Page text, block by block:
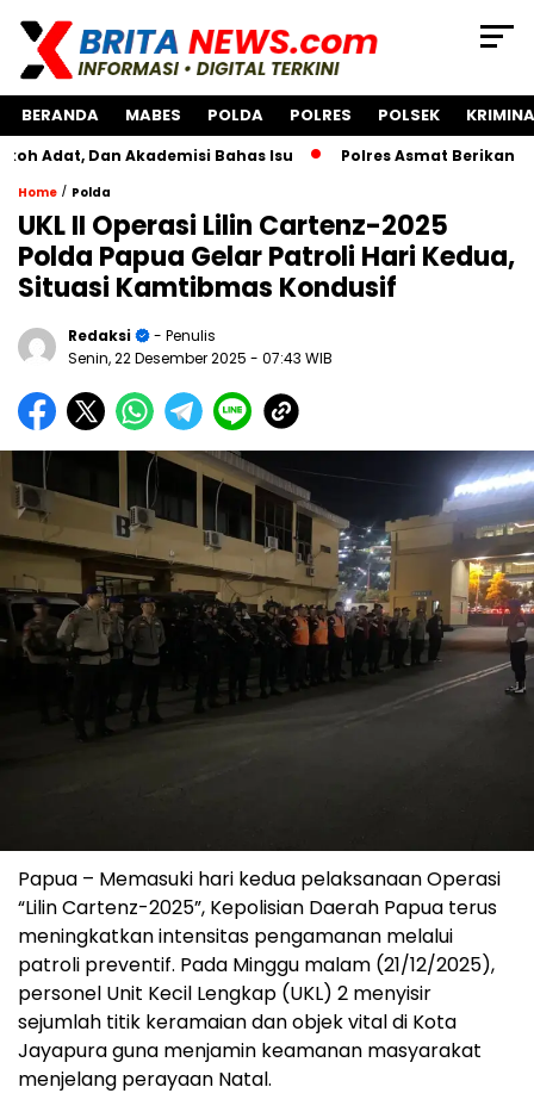
BERANDA MABES POLDA POLRES POLSEK
Akademisi Bahas Isu Polres Asmat Berikan Bantuan
Home / Polda
UKL II Operasi Lilin Cartenz-2025
Polda Papua Gelar Patroli Hari Kedua,
Situasi Kamtibmas Kondusif
Redaksi
- Penulis
Senin, 22 Desember 2025 - 07:43 WIB
Papua – Memasuki hari kedua pelaksanaan Operasi
“Lilin Cartenz-2025”, Kepolisian Daerah Papua terus
meningkatkan intensitas pengamanan melalui
patroli preventif. Pada Minggu malam (21/12/2025),
personel Unit Kecil Lengkap (UKL) 2 menyisir
sejumlah titik keramaian dan objek vital di Kota
Jayapura guna menjamin keamanan masyarakat
menjelang perayaan Natal.